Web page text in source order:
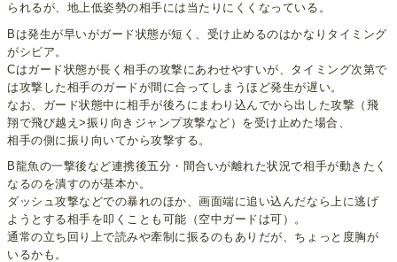
られるが、地上低姿勢の相手には当たりにくくなっている。
Bは発生が早いがガード状態が短く、受け止めるのはかなりタイミング
がシビア。
Cはガード状態が長く相手の攻撃にあわせやすいが、タイミング次第で
は攻撃した相手のガードが間に合ってしまうほど発生が遅い。
なお、ガード状態中に相手が後ろにまわり込んでから出した攻撃（飛
翔で飛び越え>振り向きジャンプ攻撃など）を受け止めた場合、
相手の側に振り向いてから攻撃する。
B龍魚の一撃後など連携後五分・間合いが離れた状況で相手が動きたく
なるのを潰すのが基本か。
ダッシュ攻撃などでの暴れのほか、画面端に追い込んだなら上に逃げ
ようとする相手を叩くことも可能（空中ガードは可）。
通常の立ち回り上で読みや牽制に振るのもありだが、ちょっと度胸が
いるかも。